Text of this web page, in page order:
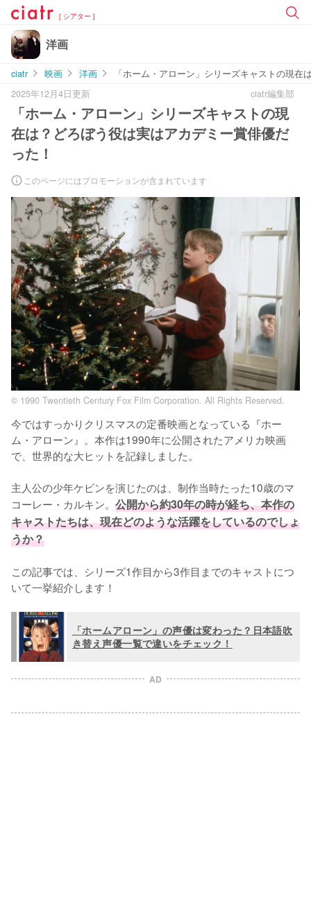
[ シアター ]
洋画
ciatr 映画 洋画
「ホーム・アローン」シリーズキャストの現
2025年12月4日更新
ciatr編集部
「ホーム・アローン」シリーズキャストの現
在は？どろぼう役は実はアカデミー賞俳優だ
った！
このページにはプロモーションが含まれています
© 1990 Twentieth Century Fox Film Corporation. All Rights Reserved.
今ではすっかりクリスマスの定番映画となっている『ホー
ム・アローン』。本作は1990年に公開されたアメリカ映画
で、世界的な大ヒットを記録しました。
主人公の少年ケビンを演じたのは、制作当時たった10歳のマ
コーレー・カルキン。 公開から約30年の時が経ち、本作の
キャストたちは、現在どのような活躍をしているのでしょ
うか？
この記事では、シリーズ1作目から3作目までのキャストにつ
いて一挙紹介します！
「ホームアローン」の声優は変わった？日本語吹
き替え声優一覧で違いをチェック！
AD